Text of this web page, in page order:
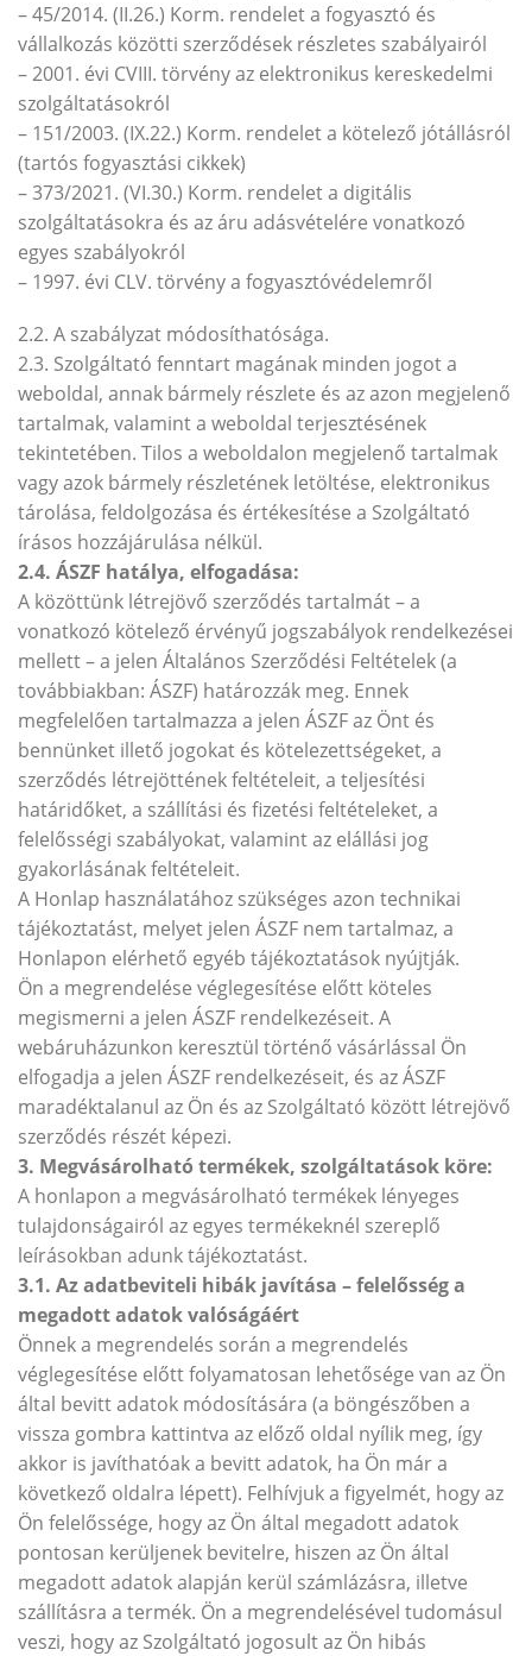
– 45/2014. (II.26.) Korm. rendelet a fogyasztó és
vállalkozás közötti szerződések részletes szabályairól
– 2001. évi CVIII. törvény az elektronikus kereskedelmi
szolgáltatásokról
– 151/2003. (IX.22.) Korm. rendelet a kötelező jótállásról
(tartós fogyasztási cikkek)
– 373/2021. (VI.30.) Korm. rendelet a digitális
szolgáltatásokra és az áru adásvételére vonatkozó
egyes szabályokról
– 1997. évi CLV. törvény a fogyasztóvédelemről
2.2. A szabályzat módosíthatósága.
2.3. Szolgáltató fenntart magának minden jogot a
weboldal, annak bármely részlete és az azon megjelenő
tartalmak, valamint a weboldal terjesztésének
tekintetében. Tilos a weboldalon megjelenő tartalmak
vagy azok bármely részletének letöltése, elektronikus
tárolása, feldolgozása és értékesítése a Szolgáltató
írásos hozzájárulása nélkül.
2.4. ÁSZF hatálya, elfogadása:
A közöttünk létrejövő szerződés tartalmát – a
vonatkozó kötelező érvényű jogszabályok rendelkezései
mellett – a jelen Általános Szerződési Feltételek (a
továbbiakban: ÁSZF) határozzák meg. Ennek
megfelelően tartalmazza a jelen ÁSZF az Önt és
bennünket illető jogokat és kötelezettségeket, a
szerződés létrejöttének feltételeit, a teljesítési
határidőket, a szállítási és fizetési feltételeket, a
felelősségi szabályokat, valamint az elállási jog
gyakorlásának feltételeit.
A Honlap használatához szükséges azon technikai
tájékoztatást, melyet jelen ÁSZF nem tartalmaz, a
Honlapon elérhető egyéb tájékoztatások nyújtják.
Ön a megrendelése véglegesítése előtt köteles
megismerni a jelen ÁSZF rendelkezéseit. A
webáruházunkon keresztül történő vásárlással Ön
elfogadja a jelen ÁSZF rendelkezéseit, és az ÁSZF
maradéktalanul az Ön és az Szolgáltató között létrejövő
szerződés részét képezi.
3. Megvásárolható termékek, szolgáltatások köre:
A honlapon a megvásárolható termékek lényeges
tulajdonságairól az egyes termékeknél szereplő
leírásokban adunk tájékoztatást.
3.1. Az adatbeviteli hibák javítása – felelősség a
megadott adatok valóságáért
Önnek a megrendelés során a megrendelés
véglegesítése előtt folyamatosan lehetősége van az Ön
által bevitt adatok módosítására (a böngészőben a
vissza gombra kattintva az előző oldal nyílik meg, így
akkor is javíthatóak a bevitt adatok, ha Ön már a
következő oldalra lépett). Felhívjuk a figyelmét, hogy az
Ön felelőssége, hogy az Ön által megadott adatok
pontosan kerüljenek bevitelre, hiszen az Ön által
megadott adatok alapján kerül számlázásra, illetve
szállításra a termék. Ön a megrendelésével tudomásul
veszi, hogy az Szolgáltató jogosult az Ön hibás